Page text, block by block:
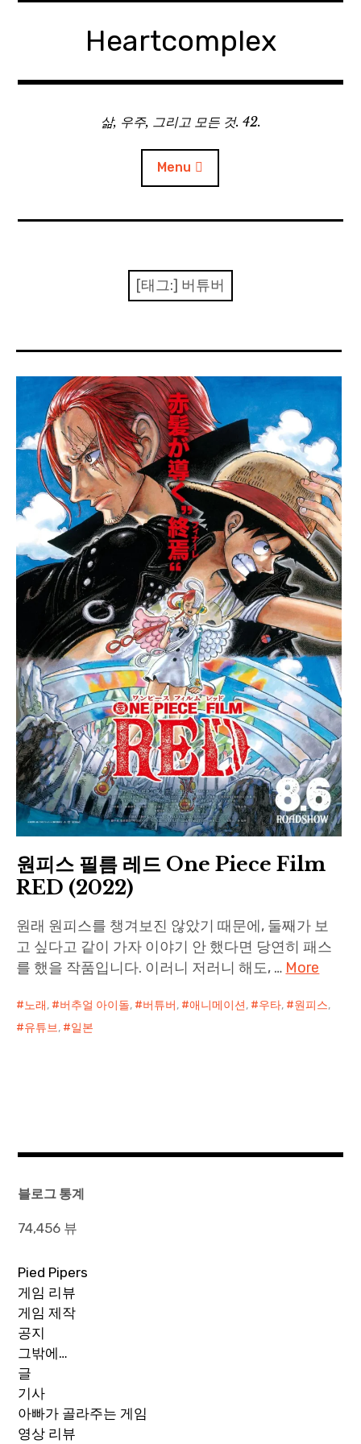
Heartcomplex
삶, 우주, 그리고 모든 것. 42.
Menu
Private Military Manager: Tactical Auto Battler
GOTYS
Paper Star Fighters
Homemade Studio
Blender Training
English
[태그:] 버튜버
원피스 필름 레드 One Piece Film
RED (2022)
원래 원피스를 챙겨보진 않았기 때문에, 둘째가 보
고 싶다고 같이 가자 이야기 안 했다면 당연히 패스
를 했을 작품입니다. 이러니 저러니 해도, … More
노래, 버추얼 아이돌, 버튜버, 애니메이션, 우타, 원피스,
유튜브, 일본
블로그 통계
74,456 뷰
Pied Pipers
게임 리뷰
게임 제작
공지
그밖에…
글
기사
아빠가 골라주는 게임
영상 리뷰